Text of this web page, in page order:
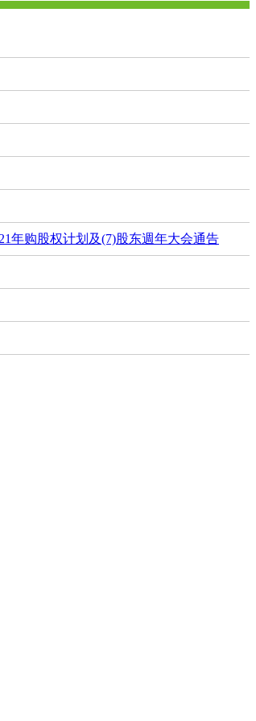
年购股权计划及(7)股东週年大会通告